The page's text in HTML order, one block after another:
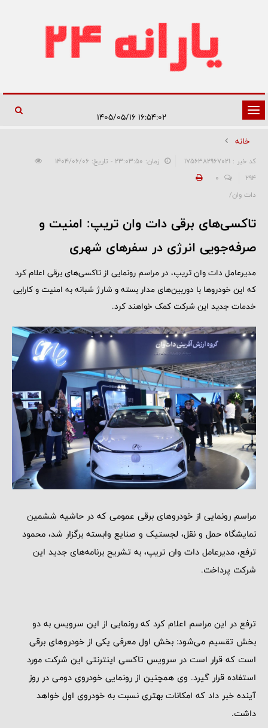
تغییر
ناوبری
۱۶:۵۴:۰۲ ۱۴۰۵/۰۵/۱۶
خانه
کد خبر : 1756382967021
زمان: ۲۳:۰۳:۵۰ - تاریخ: ۱۴۰۴/۰۶/۰۶
294
0
دات وان/
تاکسی‌های برقی دات وان تریپ: امنیت و
صرفه‌جویی انرژی در سفرهای شهری
مدیرعامل دات وان تریپ، در مراسم رونمایی از تاکسی‌های برقی اعلام کرد
که این خودروها با دوربین‌های مدار بسته و شارژ شبانه به امنیت و کارایی
خدمات جدید این شرکت کمک خواهند کرد.
مراسم رونمایی از خودروهای برقی عمومی که در حاشیه ششمین
نمایشگاه حمل و نقل، لجستیک و صنایع وابسته برگزار شد، محمود
ترفع، مدیرعامل دات وان تریپ، به تشریح برنامه‌های جدید این
شرکت پرداخت.
ترفع در این مراسم اعلام کرد که رونمایی از این سرویس به دو
بخش تقسیم می‌شود: بخش اول معرفی یکی از خودروهای برقی
است که قرار است در سرویس تاکسی اینترنتی این شرکت مورد
استفاده قرار گیرد. وی همچنین از رونمایی خودروی دومی در روز
آینده خبر داد که امکانات بهتری نسبت به خودروی اول خواهد
داشت.